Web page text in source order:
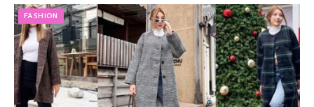
FASHION